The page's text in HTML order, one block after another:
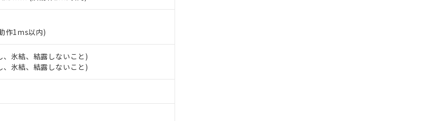
作1ms以内)
氷結、結露しないこと)
氷結、結露しないこと)
部品リスト作成サービス）をご利用いただくには、I-Webメンバーズにご登録され
イト上で当社にご登録された部品リストについて、当社および当社の共同利用者
サービスに関するお客様との取引・商談に必要な範囲で利用することをご了承くだ
者とは、"個人情報の共同利用に関して"
す。
ンロード
ウンロードすることができます。
）の非含有証明書
当社基準）
で非含有を証明するもので、過去に遡って非含有を証明するものではありません。
ル酸エステル類４物質の対応では、対応完了までの期間は出荷製品に未対応品が
に対応日を記載しておりました。
下において有害物質が外部に漏えいし、環境に深刻な影響を及ぼさない年数を意
社販売部門へお問い合わせください。
合意する
、また在庫状況の情報を公開していない機種